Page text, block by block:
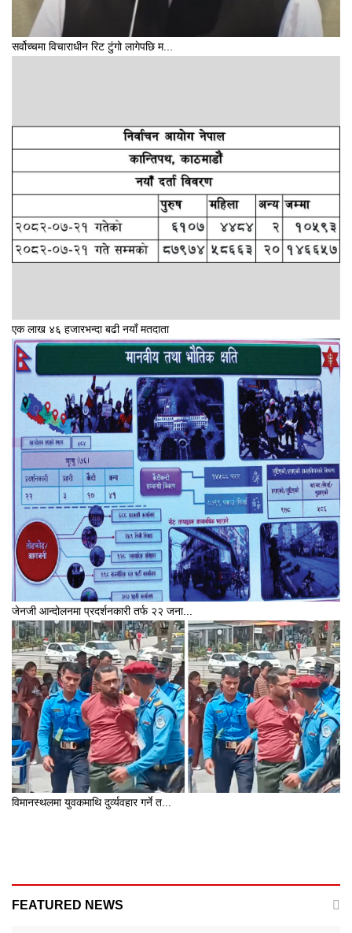
सर्वोच्चमा विचाराधीन रिट टुंगो लागेपछि म...
एक लाख ४६ हजारभन्दा बढी नयाँ मतदाता
जेनजी आन्दोलनमा प्रदर्शनकारी तर्फ २२ जना...
विमानस्थलमा युवकमाथि दुर्व्यवहार गर्ने त...
FEATURED NEWS